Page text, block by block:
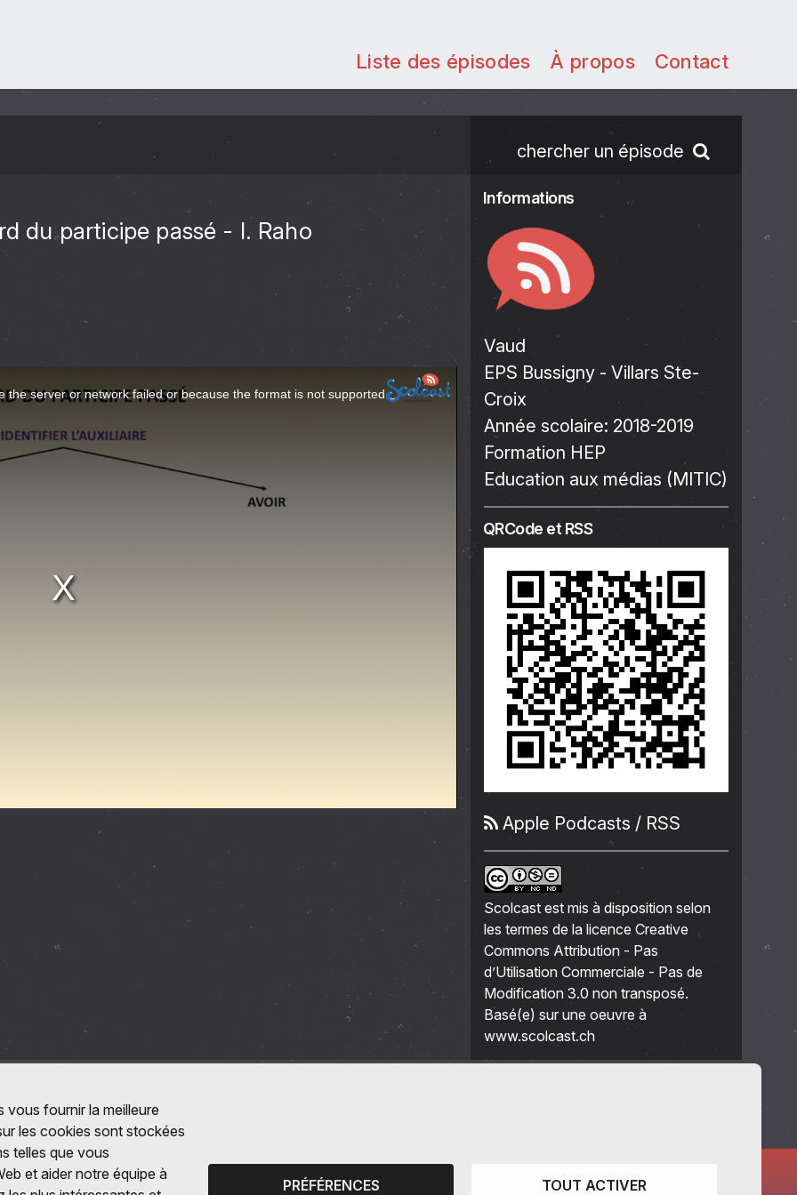
Liste des épisodes À propos Contact
chercher un épisode
du participe passé - I. Raho
the server or network failed or because the format is not supported.
Informations
Vaud
EPS Bussigny - Villars Ste-
Croix
Année scolaire: 2018-2019
Formation HEP
Education aux médias (MITIC)
QRCode et RSS
Apple Podcasts / RSS
Scolcast est mis à disposition selon
les termes de la licence Creative
Commons Attribution - Pas
d’Utilisation Commerciale - Pas de
Modification 3.0 non transposé.
Basé(e) sur une oeuvre à
www.scolcast.ch
vous fournir la meilleure
les cookies sont stockées
telles que vous
et aider notre équipe à
PRÉFÉRENCES TOUT ACTIVER